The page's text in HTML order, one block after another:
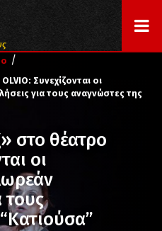
/
Συνεχίζονται οι
για τους αναγνώστες της
στο θέατρο
οι
τους